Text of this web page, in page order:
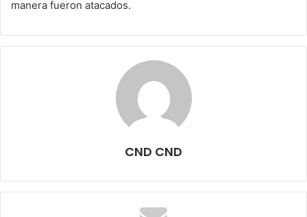
manera fueron atacados.
CND CND